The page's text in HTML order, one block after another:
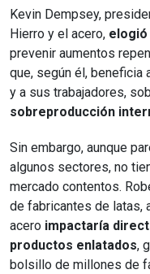
Kevin Dempsey,
Hierro y el acero, elogió
prevenir aumentos
que, según él,
y a sus trabajadores,
sobreproducción
Sin embargo, aunque
algunos sectores, no
mercado contentos.
de fabricantes de latas,
acero impactaría
productos enlatados,
bolsillo de millones de